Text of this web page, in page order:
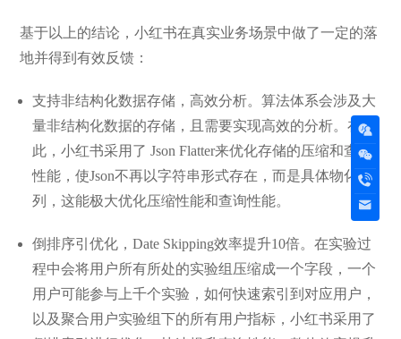
基于以上的结论，小红书在真实业务场景中做了一定的落
地并得到有效反馈：
支持非结构化数据存储，高效分析。算法体系会涉及大
量非结构化数据的存储，且需要实现高效的分析。在
此，小红书采用了 Json Flatter来优化存储的压缩和查询
性能，使Json不再以字符串形式存在，而是具体物化到
列，这能极大优化压缩性能和查询性能。
倒排序引优化，Date Skipping效率提升10倍。在实验过
程中会将用户所有所处的实验组压缩成一个字段，一个
用户可能参与上千个实验，如何快速索引到对应用户，
以及聚合用户实验组下的所有用户指标，小红书采用了